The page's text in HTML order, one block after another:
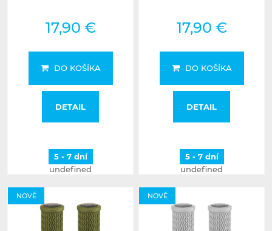
17,90 €
DO KOŠÍKA
DETAIL
5 - 7 dní
undefined
17,90 €
DO KOŠÍKA
DETAIL
5 - 7 dní
undefined
NOVÉ NOVÉ